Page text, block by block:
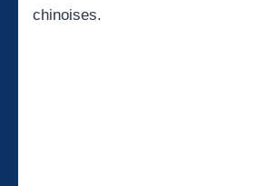
chinoises.